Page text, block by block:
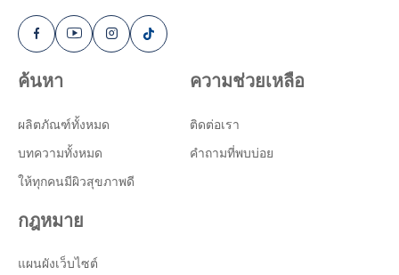
ค้นหา
ผลิตภัณฑ์ทั้งหมด
บทความทั้งหมด
ให้ทุกคนมีผิวสุขภาพดี
ความช่วยเหลือ
ติดต่อเรา
คำถามที่พบบ่อย
กฎหมาย
แผนผังเว็บไซต์